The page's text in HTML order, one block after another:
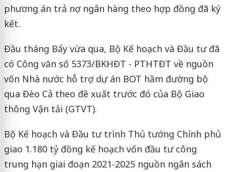
phương án trả nợ ngân hàng theo hợp đồng đã ký
kết.
Đầu tháng Bẩy vừa qua, Bộ Kế hoạch và Đầu tư đã
có Công văn số 5373/BKHĐT - PTHTĐT về nguồn
vốn Nhà nước hỗ trợ dự án BOT hầm đường bộ
qua Đèo Cả theo đề xuất trước đó của Bộ Giao
thông Vận tải (GTVT).
Bộ Kế hoạch và Đầu tư trình Thủ tướng Chính phủ
giao 1.180 tỷ đồng kế hoạch vốn đầu tư công
trung hạn giai đoạn 2021-2025 nguồn ngân sách